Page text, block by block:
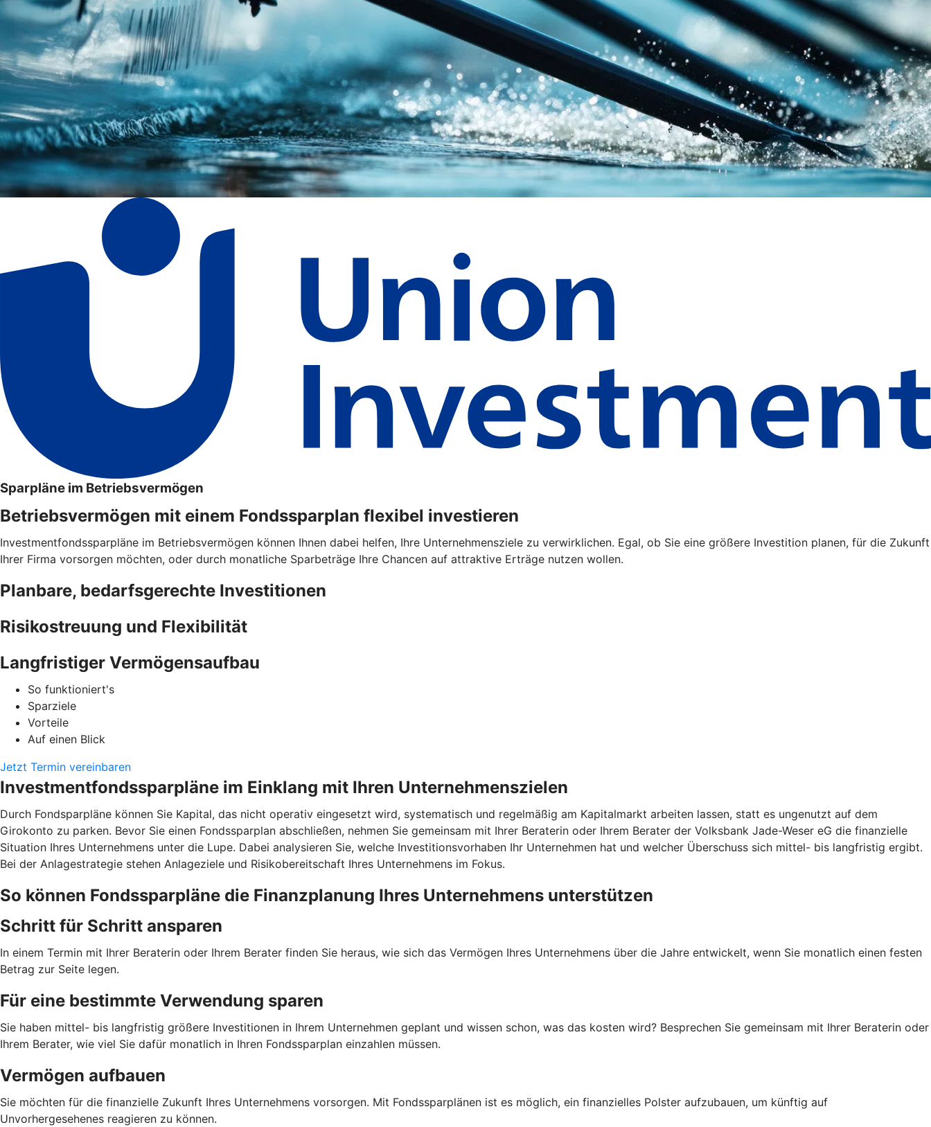
Sparpläne im Betriebsvermögen
Betriebsvermögen mit einem Fondssparplan flexibel investieren
Investmentfondssparpläne im Betriebsvermögen können Ihnen dabei helfen, Ihre Unternehmensziele zu verwirklichen. Egal, ob Sie eine größere Investition planen, für die Zukunft
Ihrer Firma vorsorgen möchten, oder durch monatliche Sparbeträge Ihre Chancen auf attraktive Erträge nutzen wollen.
Planbare, bedarfsgerechte Investitionen
Risikostreuung und Flexibilität
Langfristiger Vermögensaufbau
So funktioniert's
Sparziele
Vorteile
Auf einen Blick
Jetzt Termin vereinbaren
Investmentfondssparpläne im Einklang mit Ihren Unternehmenszielen
Durch Fondsparpläne können Sie Kapital, das nicht operativ eingesetzt wird, systematisch und regelmäßig am Kapitalmarkt arbeiten lassen, statt es ungenutzt auf dem
Girokonto zu parken. Bevor Sie einen Fondssparplan abschließen, nehmen Sie gemeinsam mit Ihrer Beraterin oder Ihrem Berater der Volksbank Jade-Weser eG die finanzielle
Situation Ihres Unternehmens unter die Lupe. Dabei analysieren Sie, welche Investitionsvorhaben Ihr Unternehmen hat und welcher Überschuss sich mittel- bis langfristig ergibt.
Bei der Anlagestrategie stehen Anlageziele und Risikobereitschaft Ihres Unternehmens im Fokus.
So können Fondssparpläne die Finanzplanung Ihres Unternehmens unterstützen
Schritt für Schritt ansparen
In einem Termin mit Ihrer Beraterin oder Ihrem Berater finden Sie heraus, wie sich das Vermögen Ihres Unternehmens über die Jahre entwickelt, wenn Sie monatlich einen festen
Betrag zur Seite legen.
Für eine bestimmte Verwendung sparen
Sie haben mittel- bis langfristig größere Investitionen in Ihrem Unternehmen geplant und wissen schon, was das kosten wird? Besprechen Sie gemeinsam mit Ihrer Beraterin oder
Ihrem Berater, wie viel Sie dafür monatlich in Ihren Fondssparplan einzahlen müssen.
Vermögen aufbauen
Sie möchten für die finanzielle Zukunft Ihres Unternehmens vorsorgen. Mit Fondssparplänen ist es möglich, ein finanzielles Polster aufzubauen, um künftig auf
Unvorhergesehenes reagieren zu können.